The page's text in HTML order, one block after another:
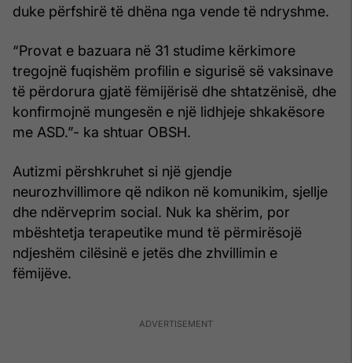
duke përfshirë të dhëna nga vende të ndryshme.
“Provat e bazuara në 31 studime kërkimore
tregojnë fuqishëm profilin e sigurisë së vaksinave
të përdorura gjatë fëmijërisë dhe shtatzënisë, dhe
konfirmojnë mungesën e një lidhjeje shkakësore
me ASD.”- ka shtuar OBSH.
Autizmi përshkruhet si një gjendje
neurozhvillimore që ndikon në komunikim, sjellje
dhe ndërveprim social. Nuk ka shërim, por
mbështetja terapeutike mund të përmirësojë
ndjeshëm cilësinë e jetës dhe zhvillimin e
fëmijëve.